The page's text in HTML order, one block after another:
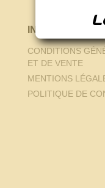
INFORMATIONS
CONDITIONS
ET DE VENTE
MENTIONS
POLITIQUE DE